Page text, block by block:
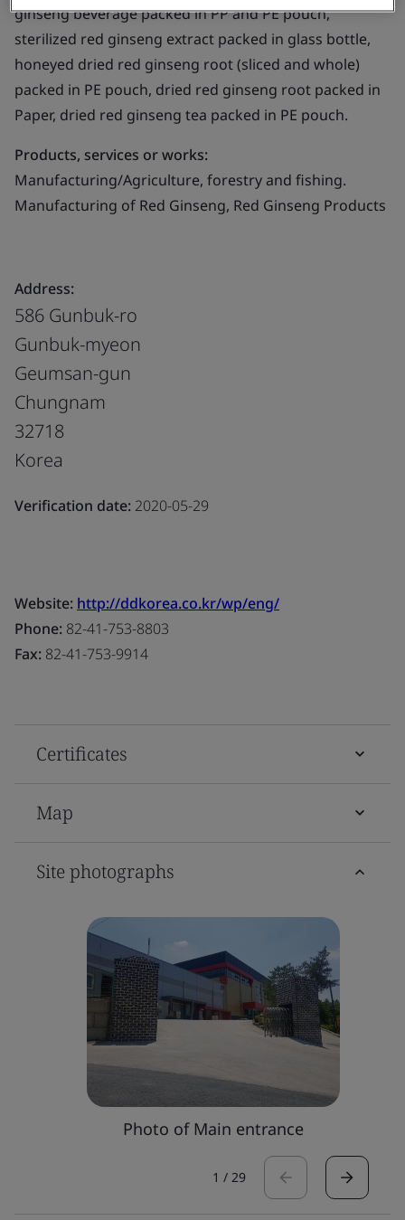
ginseng beverage packed in PP and PE pouch,
sterilized red ginseng extract packed in glass bottle,
honeyed dried red ginseng root (sliced and whole)
packed in PE pouch, dried red ginseng root packed in
Paper, dried red ginseng tea packed in PE pouch.
Products, services or works:
Manufacturing/Agriculture, forestry and fishing.
Manufacturing of Red Ginseng, Red Ginseng Products
Address:
586 Gunbuk-ro
Gunbuk-myeon
Geumsan-gun
Chungnam
32718
Korea
Verification date: 2020-05-29
Website: http://ddkorea.co.kr/wp/eng/
Phone: 82-41-753-8803
Fax: 82-41-753-9914
Certificates
Map
Site photographs
Photo of Main entrance
1 / 29